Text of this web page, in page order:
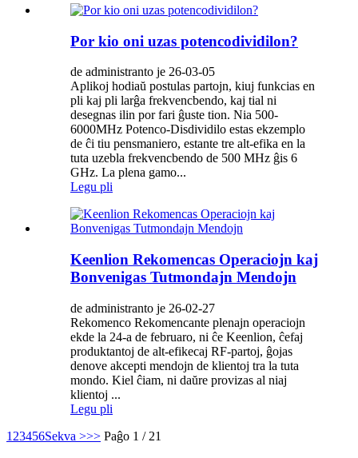
Por kio oni uzas potencodividilon?
de administranto je 26-03-05
Aplikoj hodiaŭ postulas partojn, kiuj funkcias en
pli kaj pli larĝa frekvencbendo, kaj tial ni
desegnas ilin por fari ĝuste tion. Nia 500-
6000MHz Potenco-Disdividilo estas ekzemplo
de ĉi tiu pensmaniero, estante tre alt-efika en la
tuta uzebla frekvencbendo de 500 MHz ĝis 6
GHz. La plena gamo...
Legu pli
Keenlion Rekomencas Operaciojn kaj
Bonvenigas Tutmondajn Mendojn
de administranto je 26-02-27
Rekomenco Rekomencante plenajn operaciojn
ekde la 24-a de februaro, ni ĉe Keenlion, ĉefaj
produktantoj de alt-efikecaj RF-partoj, ĝojas
denove akcepti mendojn de klientoj tra la tuta
mondo. Kiel ĉiam, ni daŭre provizas al niaj
klientoj ...
Legu pli
1 23456Sekva >>> Paĝo 1 / 21